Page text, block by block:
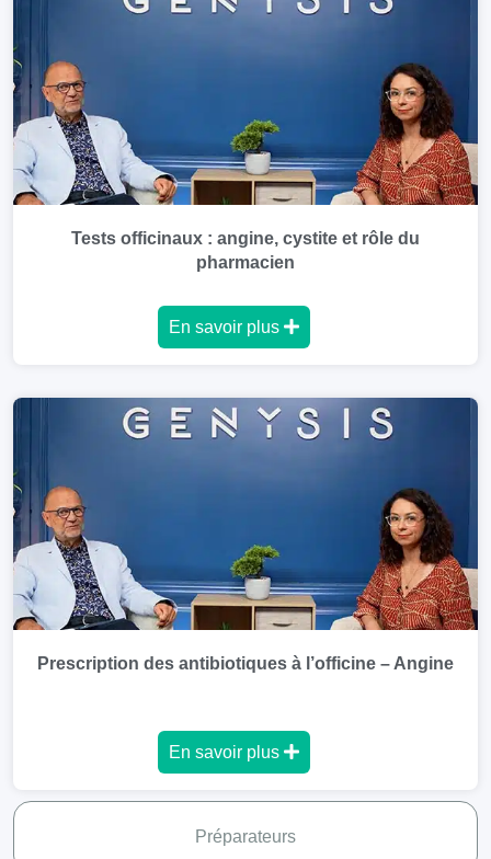
Préparateurs
Tests officinaux : angine, cystite et rôle du
pharmacien
En savoir plus
Prescription des antibiotiques à l’officine – Angine
En savoir plus